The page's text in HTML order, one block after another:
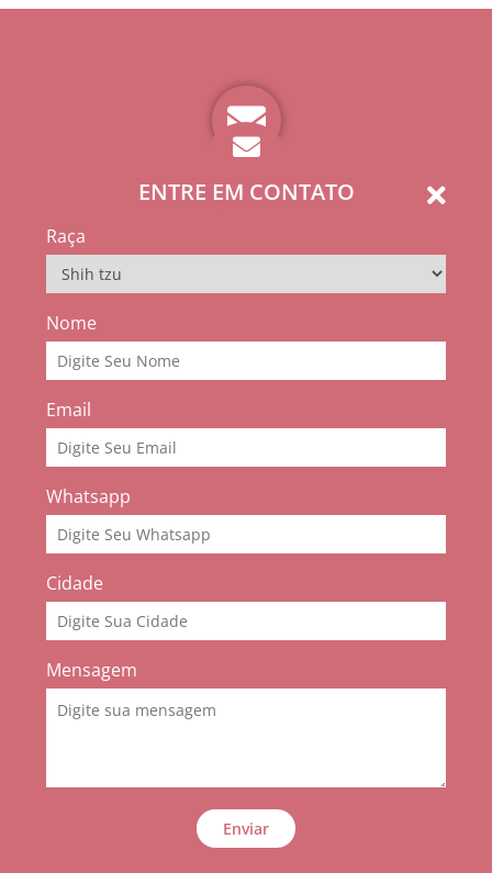
ENTRE EM CONTATO
Raça
Nome
Email
Whatsapp
Cidade
Mensagem
Enviar